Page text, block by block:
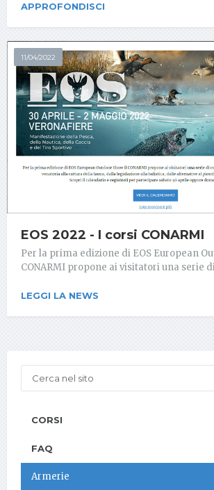
APPROFONDISCI
11/04/2022
EOS 2022 - I corsi CONARMI
Per la prima edizione di EOS European
CONARMI propone ai visitatori una serie
LEGGI LA NEWS
CORSI
FAQ
Armerie